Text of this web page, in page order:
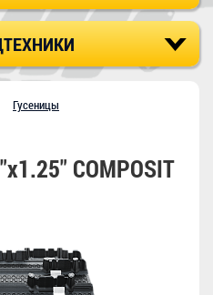
Гусеницы
COMPOSIT